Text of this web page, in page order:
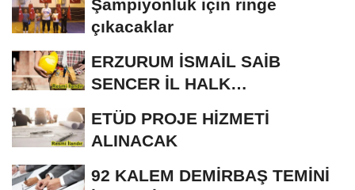
Şampiyonluk için ringe
çıkacaklar
ERZURUM İSMAİL SAİB
SENCER İL HALK
KÜTÜPHANESİ BAKIM VE
ONARIM...
ETÜD PROJE HİZMETİ
ALINACAK
92 KALEM DEMİRBAŞ TEMİNİ